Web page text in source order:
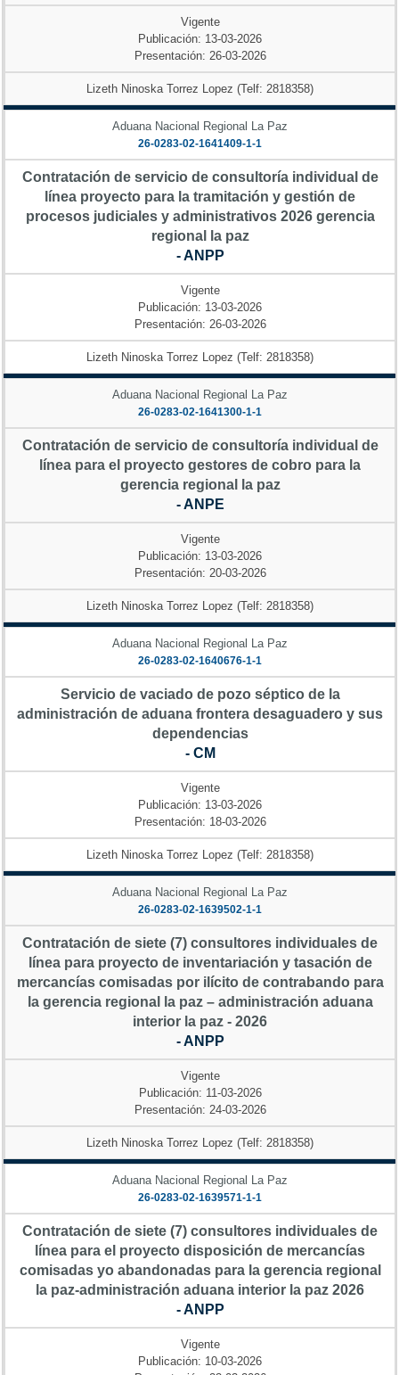
Vigente
Publicación: 13-03-2026
Presentación: 26-03-2026
Lizeth Ninoska Torrez Lopez (Telf: 2818358)
Aduana Nacional Regional La Paz
26-0283-02-1641409-1-1
Contratación de servicio de consultoría individual de
línea proyecto para la tramitación y gestión de
procesos judiciales y administrativos 2026 gerencia
regional la paz
- ANPP
Vigente
Publicación: 13-03-2026
Presentación: 26-03-2026
Lizeth Ninoska Torrez Lopez (Telf: 2818358)
Aduana Nacional Regional La Paz
26-0283-02-1641300-1-1
Contratación de servicio de consultoría individual de
línea para el proyecto gestores de cobro para la
gerencia regional la paz
- ANPE
Vigente
Publicación: 13-03-2026
Presentación: 20-03-2026
Lizeth Ninoska Torrez Lopez (Telf: 2818358)
Aduana Nacional Regional La Paz
26-0283-02-1640676-1-1
Servicio de vaciado de pozo séptico de la
administración de aduana frontera desaguadero y sus
dependencias
- CM
Vigente
Publicación: 13-03-2026
Presentación: 18-03-2026
Lizeth Ninoska Torrez Lopez (Telf: 2818358)
Aduana Nacional Regional La Paz
26-0283-02-1639502-1-1
Contratación de siete (7) consultores individuales de
línea para proyecto de inventariación y tasación de
mercancías comisadas por ilícito de contrabando para
la gerencia regional la paz – administración aduana
interior la paz - 2026
- ANPP
Vigente
Publicación: 11-03-2026
Presentación: 24-03-2026
Lizeth Ninoska Torrez Lopez (Telf: 2818358)
Aduana Nacional Regional La Paz
26-0283-02-1639571-1-1
Contratación de siete (7) consultores individuales de
línea para el proyecto disposición de mercancías
comisadas yo abandonadas para la gerencia regional
la paz-administración aduana interior la paz 2026
- ANPP
Vigente
Publicación: 10-03-2026